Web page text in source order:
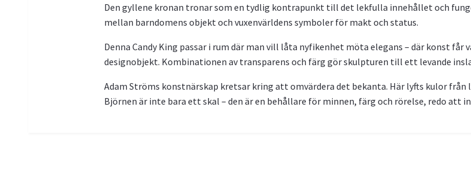
Den gyllene kronan tronar som en tydlig kontrapunkt till det lekfulla innehållet och
mellan barndomens objekt och vuxenvärldens symboler för makt och status.
Denna Candy King passar i rum där man vill låta nyfikenhet möta elegans – där konst
designobjekt. Kombinationen av transparens och färg gör skulpturen till ett levande
Adam Ströms konstnärskap kretsar kring att omvärdera det bekanta. Här lyfts kulor
Björnen är inte bara ett skal – den är en behållare för minnen, färg och rörelse, redo att